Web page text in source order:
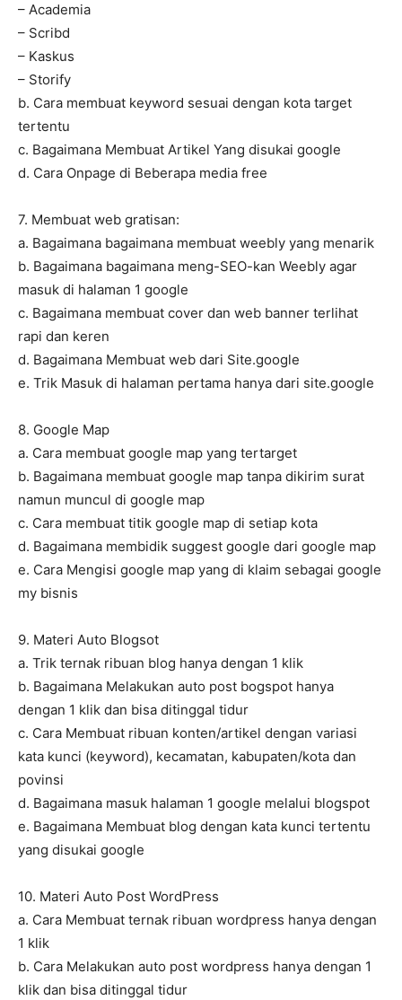
– Academia
– Scribd
– Kaskus
– Storify
b. Cara membuat keyword sesuai dengan kota target
tertentu
c. Bagaimana Membuat Artikel Yang disukai google
d. Cara Onpage di Beberapa media free
7. Membuat web gratisan:
a. Bagaimana bagaimana membuat weebly yang menarik
b. Bagaimana bagaimana meng-SEO-kan Weebly agar
masuk di halaman 1 google
c. Bagaimana membuat cover dan web banner terlihat
rapi dan keren
d. Bagaimana Membuat web dari Site.google
e. Trik Masuk di halaman pertama hanya dari site.google
8. Google Map
a. Cara membuat google map yang tertarget
b. Bagaimana membuat google map tanpa dikirim surat
namun muncul di google map
c. Cara membuat titik google map di setiap kota
d. Bagaimana membidik suggest google dari google map
e. Cara Mengisi google map yang di klaim sebagai google
my bisnis
9. Materi Auto Blogsot
a. Trik ternak ribuan blog hanya dengan 1 klik
b. Bagaimana Melakukan auto post bogspot hanya
dengan 1 klik dan bisa ditinggal tidur
c. Cara Membuat ribuan konten/artikel dengan variasi
kata kunci (keyword), kecamatan, kabupaten/kota dan
povinsi
d. Bagaimana masuk halaman 1 google melalui blogspot
e. Bagaimana Membuat blog dengan kata kunci tertentu
yang disukai google
10. Materi Auto Post WordPress
a. Cara Membuat ternak ribuan wordpress hanya dengan
1 klik
b. Cara Melakukan auto post wordpress hanya dengan 1
klik dan bisa ditinggal tidur